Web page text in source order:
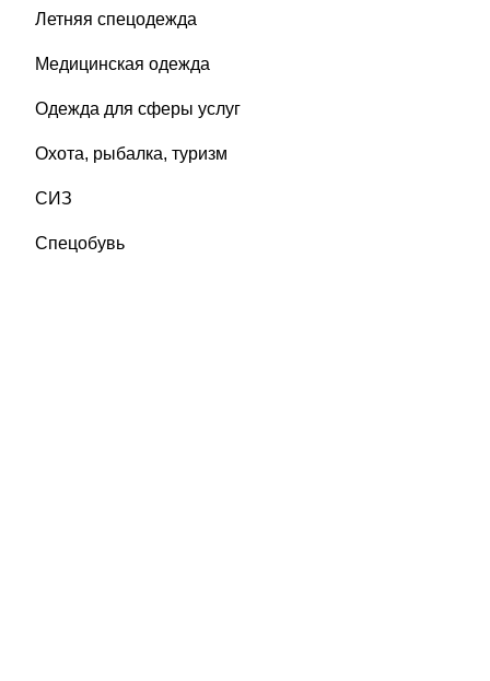
Летняя спецодежда
Медицинская одежда
Одежда для сферы услуг
Охота, рыбалка, туризм
СИЗ
Спецобувь